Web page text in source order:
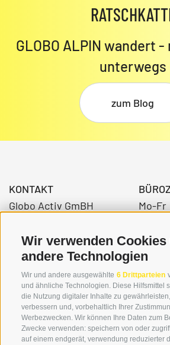
Wir verwenden Cookies
andere Technologien
Wir und andere ausgewählte 6 Drittparteien
und ähnliche Technologien. Diese Hilfsmittel
die Nutzung digitaler Inhalte zu
verbessern und, vorbehaltlich Ihrer
Werbezwecken. Wir können Ihre Daten zum
Zwecke verwenden: speichern von oder
auf einem endgerät, verwendung reduzierter
GLOBO ALPIN wandert
unterwegs
zum Blog
KONTAKT
Globo Activ GmBH
39034 Toblach
+39 0474 976139
info@globoalpin.com
Mo-Fr
14.00